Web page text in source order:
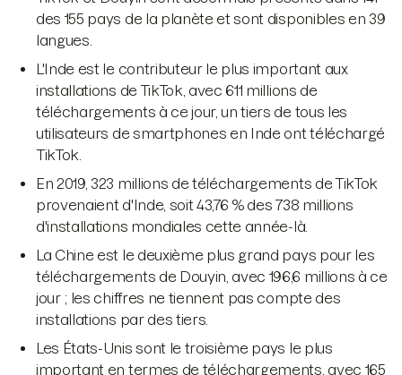
des 155 pays de la planète et sont disponibles en 39
langues.
L'Inde est le contributeur le plus important aux
installations de TikTok, avec 611 millions de
téléchargements à ce jour, un tiers de tous les
utilisateurs de smartphones en Inde ont téléchargé
TikTok.
En 2019, 323 millions de téléchargements de TikTok
provenaient d'Inde, soit 43,76 % des 738 millions
d'installations mondiales cette année-là.
La Chine est le deuxième plus grand pays pour les
téléchargements de Douyin, avec 196,6 millions à ce
jour ; les chiffres ne tiennent pas compte des
installations par des tiers.
Les États-Unis sont le troisième pays le plus
important en termes de téléchargements, avec 165